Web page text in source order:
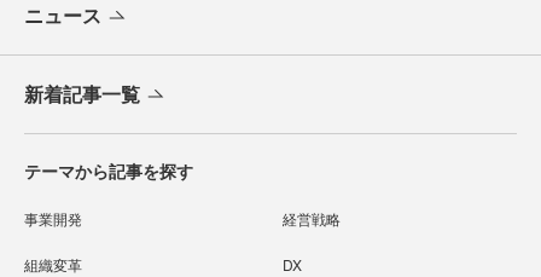
ニュース
新着記事一覧
テーマから記事を探す
事業開発 経営戦略
組織変革 DX